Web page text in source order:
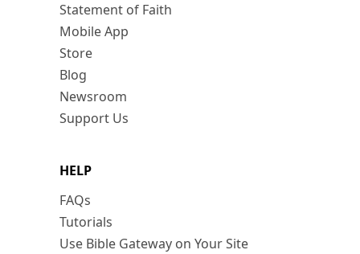
Statement of Faith
Mobile App
Store
Blog
Newsroom
Support Us
HELP
FAQs
Tutorials
Use Bible Gateway on Your Site